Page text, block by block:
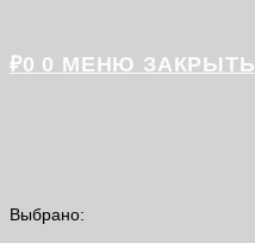
₽0 0 МЕНЮ ЗАКРЫТЬ
Выбрано: